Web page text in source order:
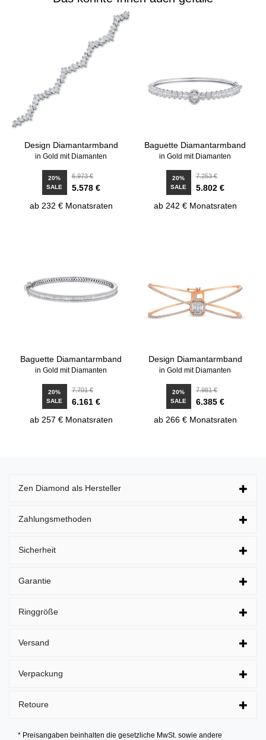
Design Diamantarmband
in Gold mit Diamanten
20%
SALE
6.973 €
5.578 €
ab 232 € Monatsraten
Baguette Diamantarmband
in Gold mit Diamanten
20%
SALE
7.253 €
5.802 €
ab 242 € Monatsraten
Baguette Diamantarmband
in Gold mit Diamanten
20%
SALE
7.701 €
6.161 €
ab 257 € Monatsraten
Design Diamantarmband
in Gold mit Diamanten
20%
SALE
7.981 €
6.385 €
ab 266 € Monatsraten
Zen Diamond als Hersteller
Zahlungsmethoden
Sicherheit
Garantie
Ringgröße
Versand
Verpackung
Retoure
* Preisangaben beinhalten die gesetzliche MwSt. sowie andere